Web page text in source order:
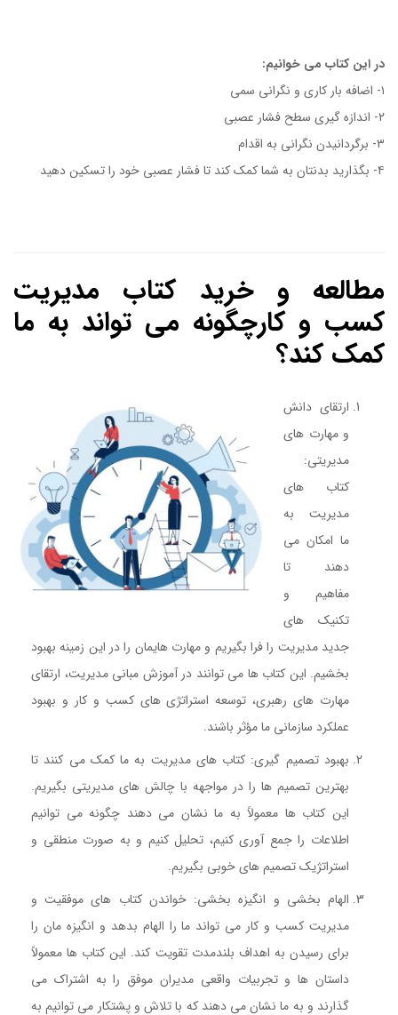
در این کتاب می خوانیم:
۱- اضافه بار کاری و نگرانی سمی
۲- اندازه گیری سطح فشار عصبی
۳- برگردانیدن نگرانی به اقدام
۴- بگذارید بدنتان به شما کمک کند تا فشار عصبی خود را تسکین دهید
مطالعه و خرید کتاب مدیریت
کسب و کارچگونه می تواند به ما
کمک کند؟
ارتقای دانش
و مهارت های
مدیریتی:
کتاب های
مدیریت به
ما امکان می
دهند تا
مفاهیم و
تکنیک های
جدید مدیریت را فرا بگیریم و مهارت هایمان را در این زمینه بهبود
بخشیم. این کتاب ها می توانند در آموزش مبانی مدیریت، ارتقای
مهارت های رهبری، توسعه استراتژی های کسب و کار و بهبود
عملکرد سازمانی ما مؤثر باشند.
بهبود تصمیم گیری: کتاب های مدیریت به ما کمک می کنند تا
بهترین تصمیم ها را در مواجهه با چالش های مدیریتی بگیریم.
این کتاب ها معمولاً به ما نشان می دهند چگونه می توانیم
اطلاعات را جمع آوری کنیم، تحلیل کنیم و به صورت منطقی و
استراتژیک تصمیم های خوبی بگیریم.
الهام بخشی و انگیزه بخشی: خواندن کتاب های موفقیت و
مدیریت کسب و کار می تواند ما را الهام بدهد و انگیزه مان را
برای رسیدن به اهداف بلندمدت تقویت کند. این کتاب ها معمولاً
داستان ها و تجربیات واقعی مدیران موفق را به اشتراک می
گذارند و به ما نشان می دهند که با تلاش و پشتکار می توانیم به